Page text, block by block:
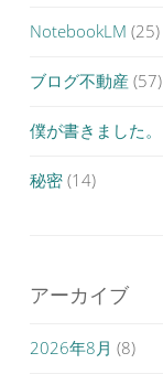
NotebookLM (25)
ブログ不動産 (57)
僕が書きました。
秘密 (14)
アーカイブ
2026年8月 (8)